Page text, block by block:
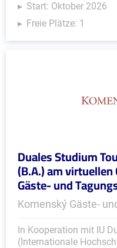
Start: Oktober 2026
Freie Plätze: 1
Duales Studium
(B.A.) am
Gäste- und
Komenský Gäste-
In Kooperation mit IU
(Internationale